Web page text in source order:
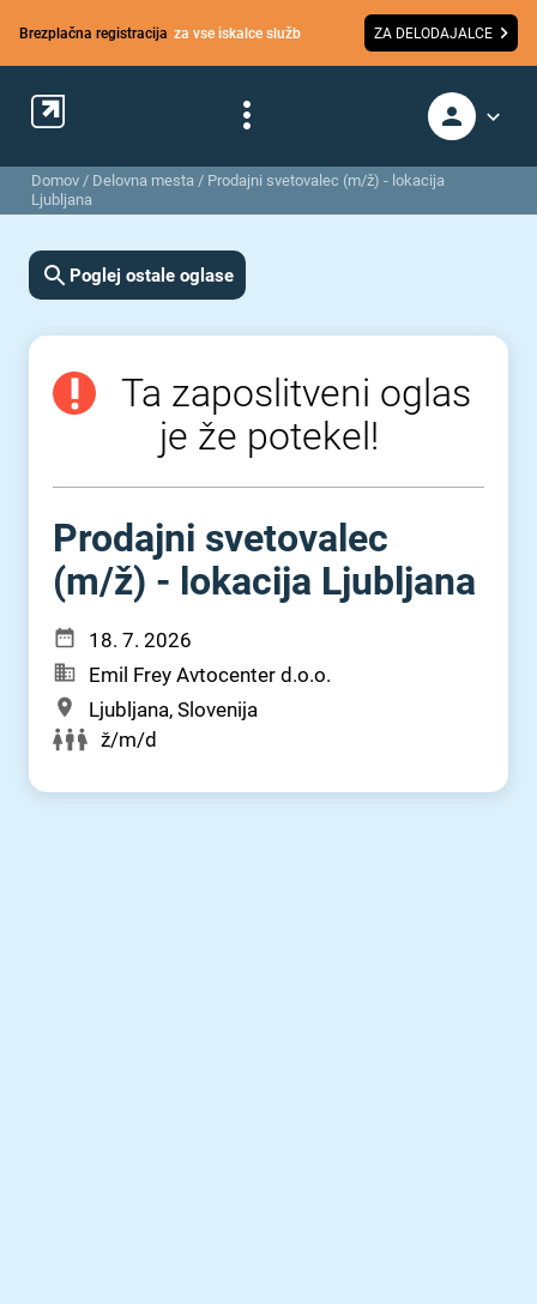
Brezplačna registracija za vse iskalce služb ZA DELODAJALCE
Domov / Delovna mesta / Prodajni svetovalec (m/ž) - lokacija
Ljubljana
Poglej ostale oglase
Ta zaposlitveni oglas
je že potekel!
Prodajni svetovalec
(m⁠/⁠ž) - lokacija Ljubljana
18. 7. 2026
Emil Frey Avtocenter d.o.o.
Ljubljana, Slovenija
ž/m/d